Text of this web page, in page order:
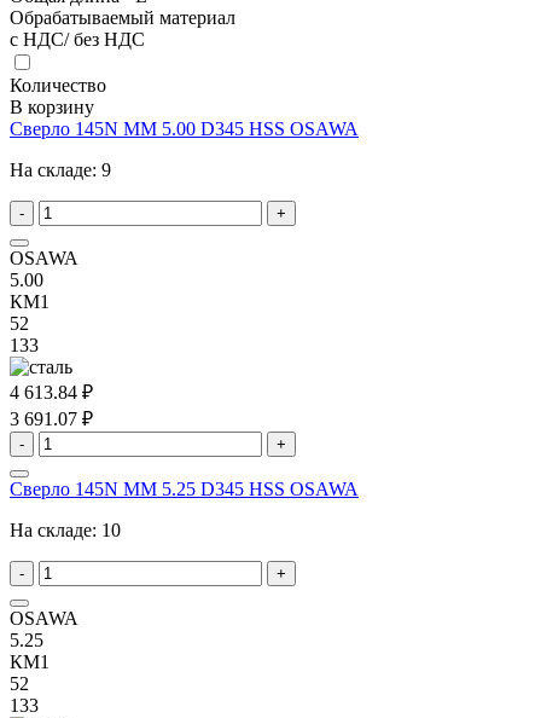
Обрабатываемый материал
с НДС/ без НДС
Количество
В корзину
Сверло 145N MM 5.00 D345 HSS OSAWA
На складе: 9
- +
OSAWA
5.00
КМ1
52
133
4 613.84 ₽
3 691.07 ₽
- +
Сверло 145N MM 5.25 D345 HSS OSAWA
На складе: 10
- +
OSAWA
5.25
КМ1
52
133